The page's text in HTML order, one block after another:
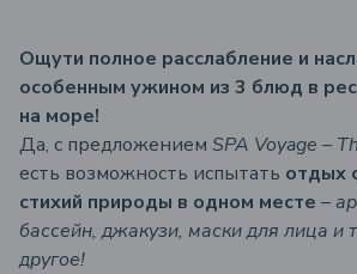
Ощути полное расслабление и
особенным ужином из 3 блюд в
на море!
Да, с предложением SPA Voyage –
есть возможность испытать отдых
стихий природы в одном месте –
бассейн, джакузи, маски для лица и
другое!